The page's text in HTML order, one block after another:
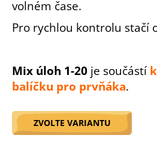
volném čase.
Pro rychlou kontrolu stačí
Mix úloh 1-20 je součástí
balíčku pro prvňáka.
ZVOLTE VARIANTU
p
r
u
j
m
e